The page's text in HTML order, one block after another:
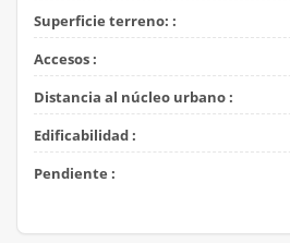
Superficie terreno: :
Accesos :
Distancia al núcleo urbano :
Edificabilidad :
Pendiente :